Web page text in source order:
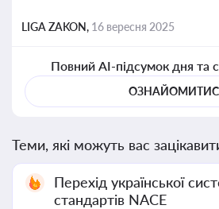
LIGA ZAKON, 16 вересня 2025
Повний AI-підсумок дня та
Теми, які можуть вас
Перехід української
стандартів NACE